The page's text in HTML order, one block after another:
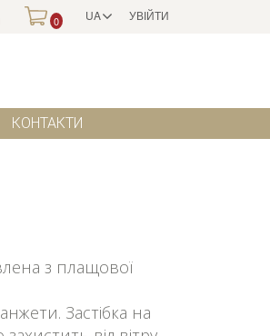
УВІЙТИ
UA
0
КОНТАКТИ
з плащової
Застібка на